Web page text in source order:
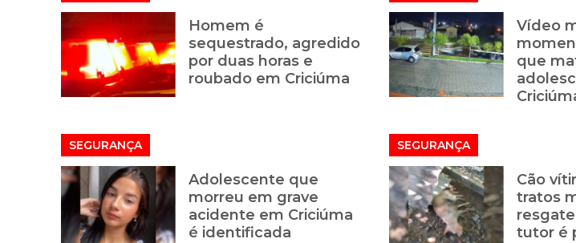
Homem é
sequestrado, agredido
por duas horas e
roubado em Criciúma
Vídeo
que
SEGURANÇA
Adolescente que
morreu em grave
acidente em Criciúma
é identificada
SEGURANÇA
Cão
tratos
tutor é